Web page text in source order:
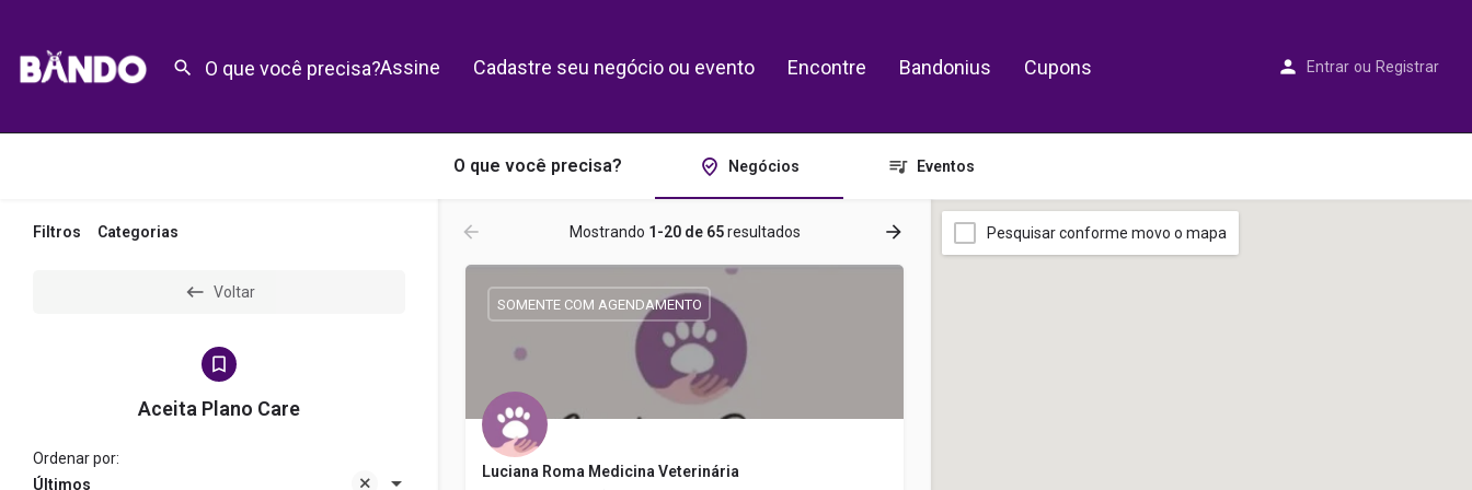
Assine Cadastre seu negócio ou evento Encontre Bandonius Cupons Entrar ou Registrar
O que você precisa? Negócios Eventos
Filtros Categorias
Voltar
Aceita Plano Care
Últimos
Ordenar por:
Mostrando 1-20 de 65resultados
Luciana Roma Medicina Veterinária
SOMENTE COM AGENDAMENTO
Pesquisar conforme movo o mapa